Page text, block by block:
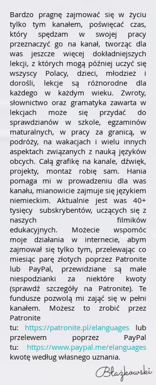
Bardzo pragnę zajmować się w życiu
tylko tym kanałem, poświęcać czas,
który spędzam w swojej pracy
przeznaczyć go na kanał, tworząc dla
was jeszcze więcej dokładniejszych
lekcji, z których mogą później uczyć się
wszyscy Polacy, dzieci, młodzież i
dorośli, lekcje są różnorodne dla
każdego w każdym wieku. Zwroty,
słownictwo oraz gramatyka zawarta w
lekcjach może się przydać do
sprawdzianów w szkole, egzaminów
maturalnych, w pracy za granicą, w
podróży, na wakacjach i wielu innych
aspektach związanych z nauką języków
obcych. Całą grafikę na kanale, dźwięk,
projekty, montaż robię sam. Hania
pomaga mi w prowadzeniu dla was
kanału, mianowicie zajmuje się językiem
niemieckim. Aktualnie jest was 40+
tysięcy subskrybentów, uczących się z
naszych filmików
edukacyjnych. Możecie wspomóc
moje działania w internecie, abym
zajmował się tylko tym, przelewając co
miesiąc parę złotych poprzez Patronite
lub PayPal, przewidziane są małe
niespodzianki za niektóre kwoty
(sprawdź szczegóły na Patronite). Te
fundusze pozwolą mi zająć się w pełni
kanałem. Możesz to zrobić przez
Patronite
tu: https://patronite.pl/elanguages lub
przelewem poprzez PayPal
tu: https://www.paypal.me/elanguages
kwotę według własnego uznania.
Błażkowski